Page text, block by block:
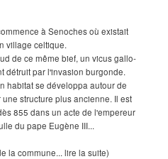
à Senoches où existait
village celtique.
de ce même bief, un vicus gallo-
détruit par l'invasion burgonde.
habitat se développa autour de
structure plus ancienne. Il est
855 dans un acte de l'empereur
du pape Eugène III...
la commune... lire la suite)